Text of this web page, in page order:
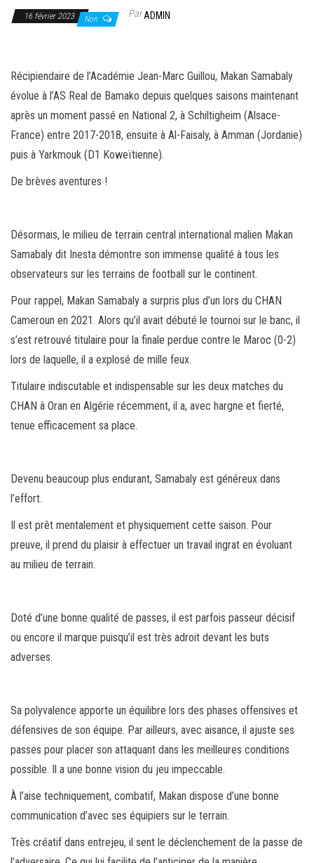
16 février 2023 Non ParADMIN
Récipiendaire de l’Académie Jean-Marc Guillou, Makan Samabaly
évolue à l’AS Real de Bamako depuis quelques saisons maintenant
après un moment passé en National 2, à Schiltigheim (Alsace-
France) entre 2017-2018, ensuite à Al-Faisaly, à Amman (Jordanie)
puis à Yarkmouk (D1 Koweïtienne).
De brèves aventures !
Désormais, le milieu de terrain central international malien Makan
Samabaly dit Inesta démontre son immense qualité à tous les
observateurs sur les terrains de football sur le continent.
Pour rappel, Makan Samabaly a surpris plus d’un lors du CHAN
Cameroun en 2021. Alors qu’il avait débuté le tournoi sur le banc, il
s’est retrouvé titulaire pour la finale perdue contre le Maroc (0-2)
lors de laquelle, il a explosé de mille feux.
Titulaire indiscutable et indispensable sur les deux matches du
CHAN à Oran en Algérie récemment, il a, avec hargne et fierté,
tenue efficacement sa place.
Devenu beaucoup plus endurant, Samabaly est généreux dans
l’effort.
Il est prêt mentalement et physiquement cette saison. Pour
preuve, il prend du plaisir à effectuer un travail ingrat en évoluant
au milieu de terrain.
Doté d’une bonne qualité de passes, il est parfois passeur décisif
ou encore il marque puisqu’il est très adroit devant les buts
adverses.
Sa polyvalence apporte un équilibre lors des phases offensives et
défensives de son équipe. Par ailleurs, avec aisance, il ajuste ses
passes pour placer son attaquant dans les meilleures conditions
possible. Il a une bonne vision du jeu impeccable.
À l’aise techniquement, combatif, Makan dispose d’une bonne
communication d’avec ses équipiers sur le terrain.
Très créatif dans entrejeu, il sent le déclenchement de la passe de